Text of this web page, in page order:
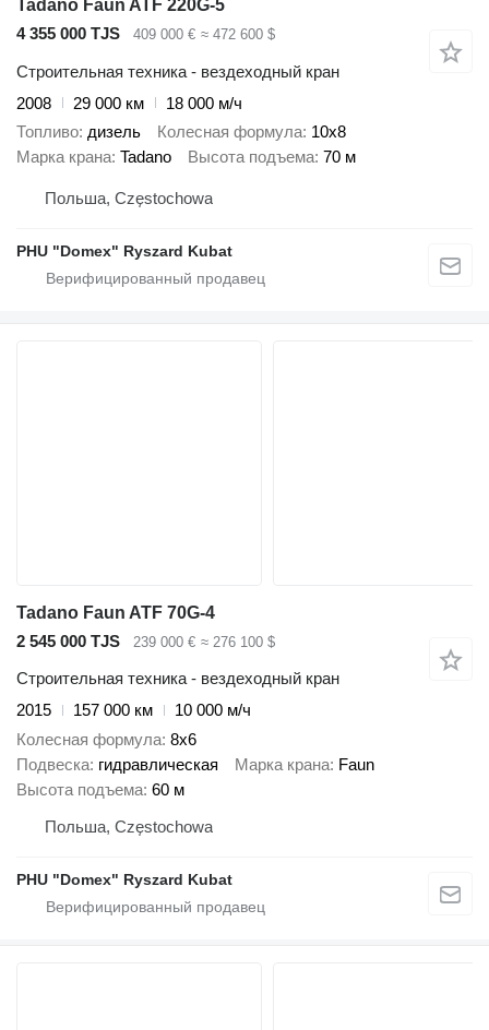
Tadano Faun ATF 220G-5
4 355 000 TJS
409 000 € ≈ 472 600 $
Строительная техника - вездеходный кран
2008
29 000 км
18 000 м/ч
Топливо дизель Колесная формула 10x8
Марка крана Tadano Высота подъема 70 м
Польша, Częstochowa
PHU "Domex" Ryszard Kubat
Tadano Faun ATF 70G-4
2 545 000 TJS
239 000 € ≈ 276 100 $
Строительная техника - вездеходный кран
2015
157 000 км
10 000 м/ч
Колесная формула 8x6
Подвеска гидравлическая Марка крана Faun
Высота подъема 60 м
Польша, Częstochowa
PHU "Domex" Ryszard Kubat